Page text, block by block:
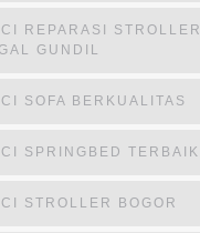
REPARASI STROLLER
GUNDIL
SOFA BERKUALITAS
SPRINGBED TERBAIK
STROLLER BOGOR